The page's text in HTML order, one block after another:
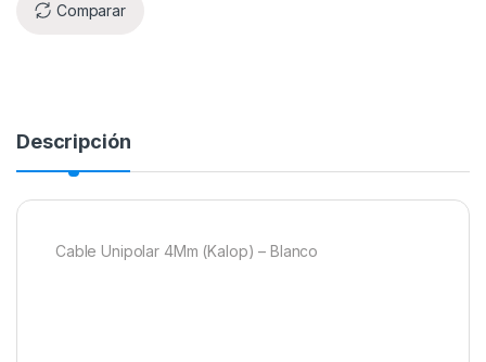
Comparar
Descripción
Cable Unipolar 4Mm (Kalop) – Blanco